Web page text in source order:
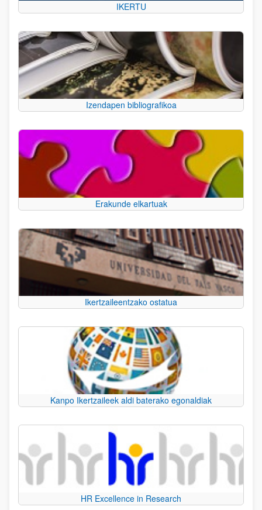
IKERTU
Izendapen bibliografikoa
Erakunde elkartuak
Ikertzaileentzako ostatua
Kanpo Ikertzaileek aldi baterako egonaldiak
HR Excellence in Research